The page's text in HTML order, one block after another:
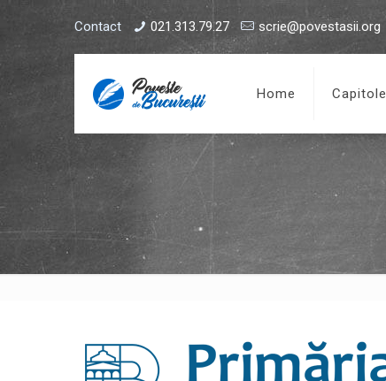
Contact 021.313.79.27 scrie@povestasii.org
Home Capitole